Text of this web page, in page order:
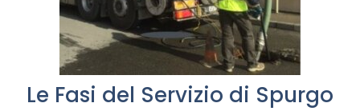
Le Fasi del Servizio di Spurgo